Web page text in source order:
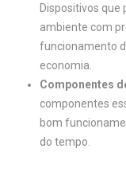
Dispositivos
ambiente com
funcionamento
economia.
Componentes
componentes
bom
do tempo.